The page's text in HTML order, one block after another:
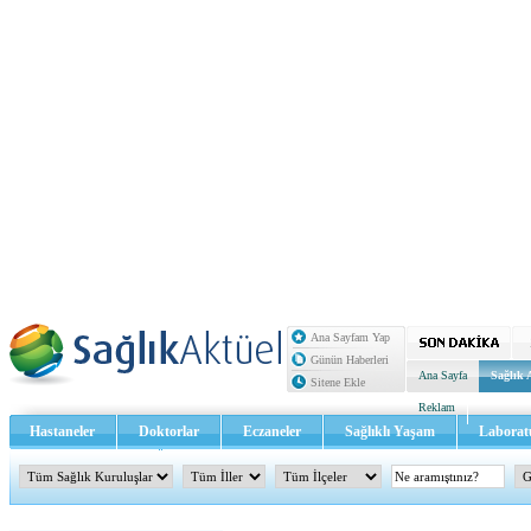
Ana Sayfam Yap
Günün Haberleri
Sitene Ekle
Ana Sayfa Sağlık
Reklam
Hastaneler Doktorlar Eczaneler Sağlıklı Yaşam
Sağlık TV - Video İletişim